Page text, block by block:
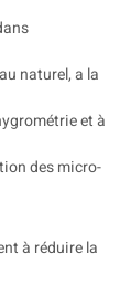
naturel, a la
et à
des micro-
à réduire la